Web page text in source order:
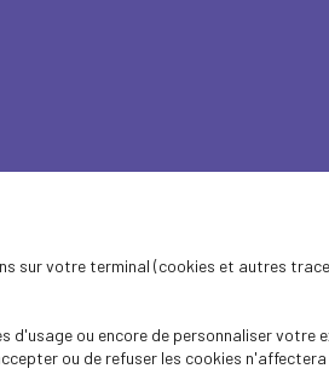
sur votre terminal (cookies et autres
ou encore de personnaliser votre
ou de refuser les cookies